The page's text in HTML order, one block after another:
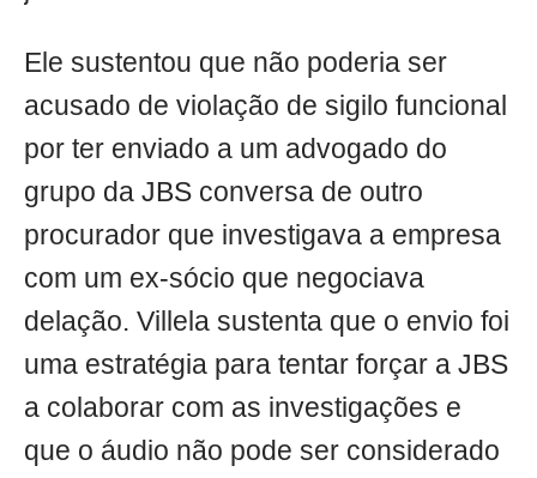
Ele sustentou que não poderia ser
acusado de violação de sigilo funcional
por ter enviado a um advogado do
grupo da JBS conversa de outro
procurador que investigava a empresa
com um ex-sócio que negociava
delação. Villela sustenta que o envio foi
uma estratégia para tentar forçar a JBS
a colaborar com as investigações e
que o áudio não pode ser considerado